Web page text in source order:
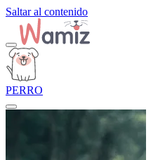
Saltar al contenido
PERRO